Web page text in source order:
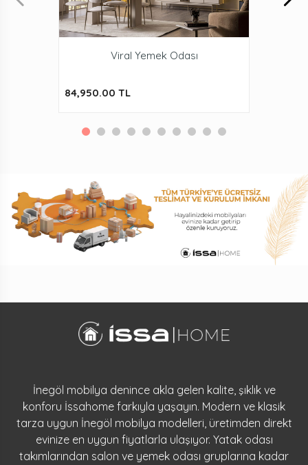
Viral Yemek Odası
84,950.00 TL
İnegöl mobilya denince akla gelen kalite, şıklık ve
konforu İssahome farkıyla yaşayın. Modern ve klasik
tarza uygun İnegöl mobilya modelleri, üretimden direkt
evinize en uygun fiyatlarla ulaşıyor. Yatak odası
takımlarından salon ve yemek odası gruplarına kadar